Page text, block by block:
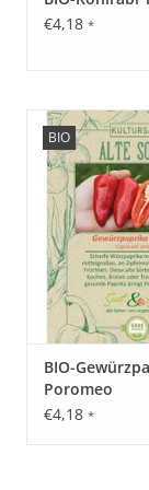
€4,18 *
BIO
Entdecken Sie
historische
fast in
ZUM
BIO-
Poromeo
€4,18 *